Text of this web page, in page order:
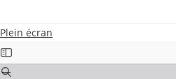
Plein écran
Aller
au